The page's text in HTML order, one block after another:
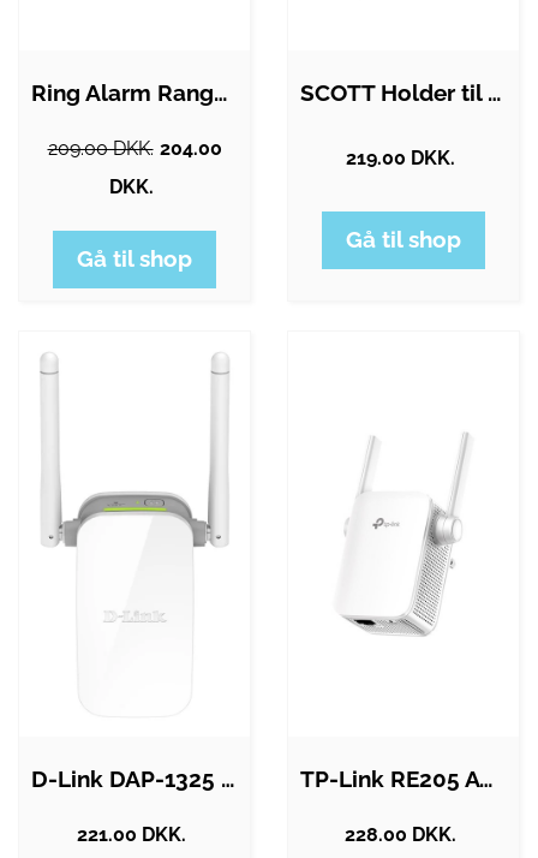
Ring Alarm Range Extender 2nd Gen
209.00 DKK. 204.00
DKK.
Gå til shop
SCOTT Holder til eRide TQ Range Extender
219.00 DKK.
Gå til shop
D-Link DAP-1325 N300 Wi-Fi Range…
221.00 DKK.
TP-Link RE205 AC750 Wi-Fi Range Extender
228.00 DKK.